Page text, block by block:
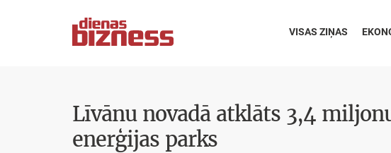
VISAS ZIŅAS
Līvānu novadā atklāts 3,4
enerģijas parks